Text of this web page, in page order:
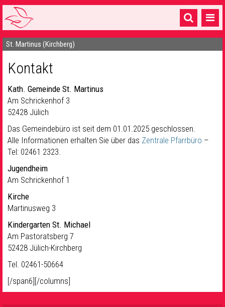
Startseite
1 Pfarrei
16 Gemeinden & mehr
Gottesdienste & Sinnsuche
Sakramente & Feste
Gemeinschaft & Soziales
Musik& Kultur
St. Martinus (Kirchberg)
Kontakt
Kath. Gemeinde St. Martinus
Am Schrickenhof 3
52428 Jülich
Das Gemeindebüro ist seit dem 01.01.2025 geschlossen.
Alle Informationen erhalten Sie über das Zentrale Pfarrbüro –
Tel: 02461 2323.
Jugendheim
Am Schrickenhof 1
Kirche
Martinusweg 3
Kindergarten St. Michael
Am Pastoratsberg 7
52428 Jülich-Kirchberg
Tel. 02461-50664
[/span6][/columns]